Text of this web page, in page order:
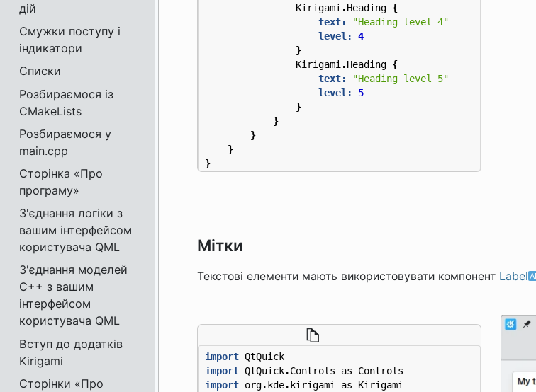
дій
Смужки поступу і
індикатори
Списки
Розбираємося із
CMakeLists
Розбираємося у
main.cpp
Сторінка «Про
програму»
З'єднання логіки з
вашим інтерфейсом
користувача QML
З'єднання моделей
C++ з вашим
інтерфейсом
користувача QML
Вступ до додатків
Kirigami
Сторінки «Про
Kirigami .Heading {
text:
"Heading level 4"
level:
4
}
Kirigami .Heading {
text:
"Heading level 5"
level:
5
}
}
}
}
}
Мітки
Текстові елементи мають використовувати компонент Label
import QtQuick
import QtQuick.Controls as
Controls
import org. kde. kirigami as Kirigami